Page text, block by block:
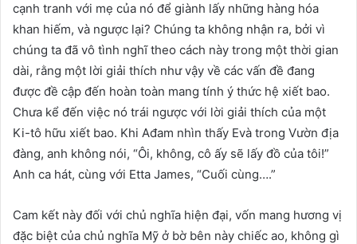
cạnh tranh với mẹ của nó để giành lấy những hàng hóa
khan hiếm, và ngược lại? Chúng ta không nhận ra, bởi vì
chúng ta đã vô tình nghĩ theo cách này trong một thời gian
dài, rằng một lời giải thích như vậy về các vấn đề đang
được đề cập đến hoàn toàn mang tính ý thức hệ xiết bao.
Chưa kể đến việc nó trái ngược với lời giải thích của một
Ki-tô hữu xiết bao. Khi Ađam nhìn thấy Evà trong Vườn địa
đàng, anh không nói, “Ôi, không, cô ấy sẽ lấy đồ của tôi!”
Anh ca hát, cùng với Etta James, “Cuối cùng….”
Cam kết này đối với chủ nghĩa hiện đại, vốn mang hương vị
đặc biệt của chủ nghĩa Mỹ ở bờ bên này chiếc ao, không gì